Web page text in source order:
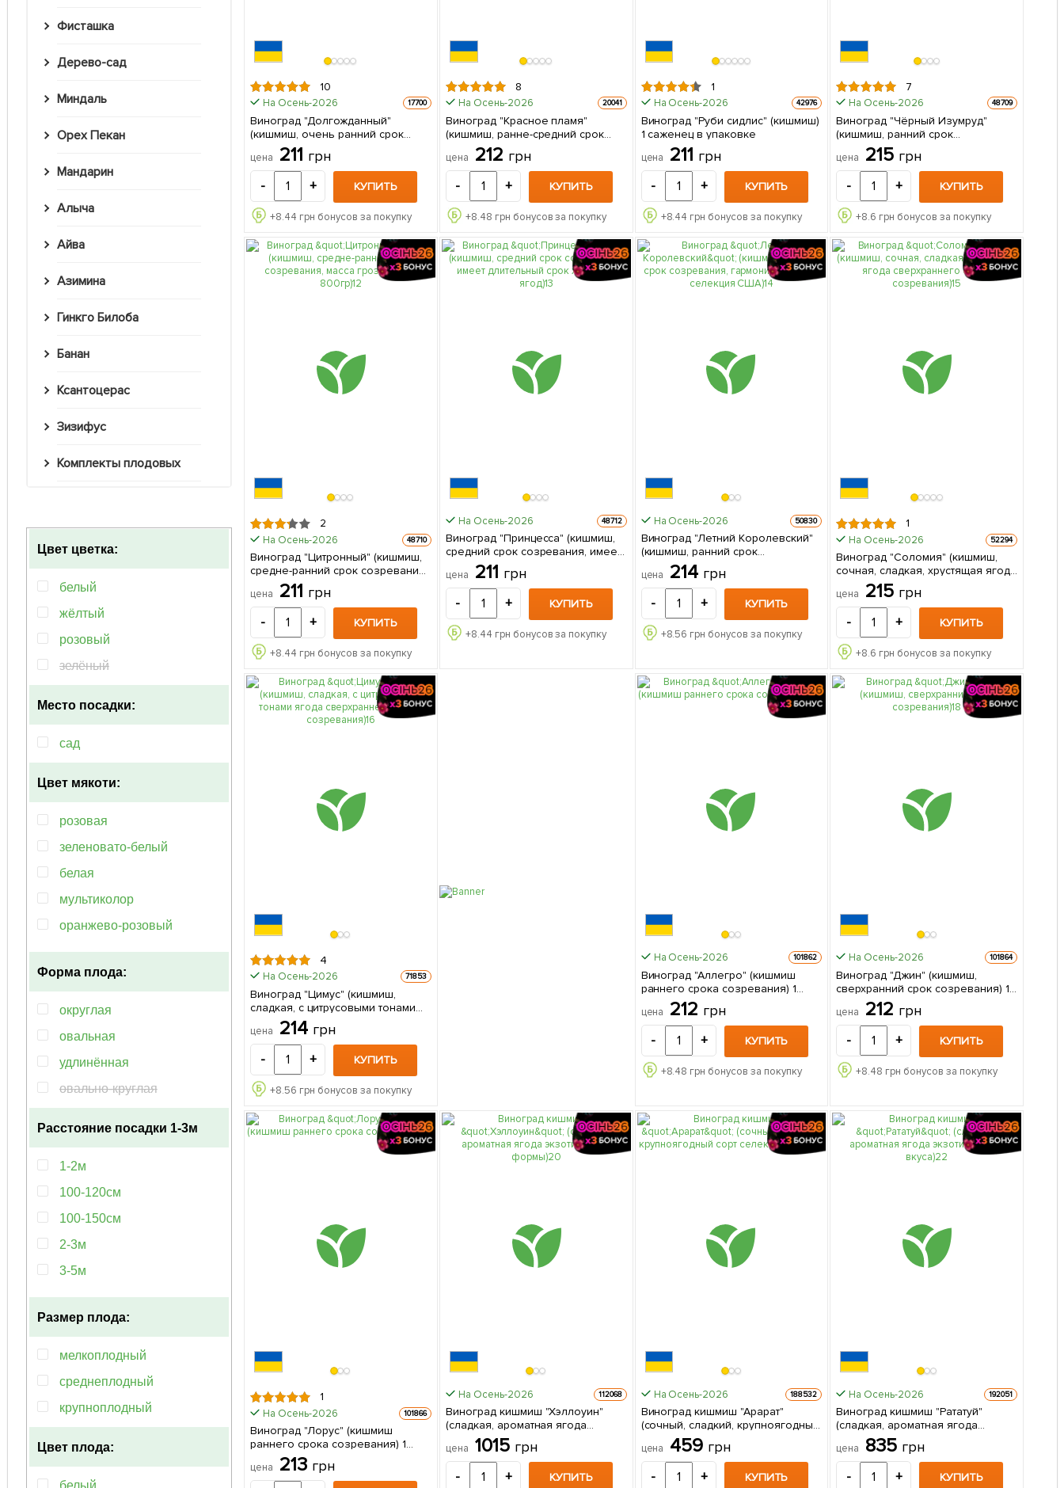
Фисташка
Дерево-сад
Миндаль
Орех Пекан
Мандарин
Алыча
Айва
Азимина
Гинкго Билоба
Банан
Ксантоцерас
Зизифус
Комплекты плодовых
Цвет цветка:
белый
жёлтый
розовый
зелёный
Место посадки:
сад
Цвет мякоти:
розовая
зеленовато-белый
белая
мультиколор
оранжево-розовый
желтая
зеленая
Форма плода:
округлая
овальная
удлинённая
овально-круглая
Расстояние посадки 1-3м
1-2м
100-120см
100-150см
2-3м
3-5м
1-3м
Размер плода:
мелкоплодный
среднеплодный
крупноплодный
Цвет плода:
10
На Осень-2026 17700
Виноград "Долгожданный"
(кишмиш, очень ранний срок
созревания, стабильно высокий
уровень урожайности) 1 саженец
в упаковке
цена 211 грн
- + КУПИТЬ
+8.44 грн бонусов за покупку
8
На Осень-2026 20041
Виноград "Красное пламя"
(кишмиш, ранне-средний срок
созревания, имеет длительный
срок хранения ягод) 1 саженец в
упаковке
цена 212 грн
- + КУПИТЬ
+8.48 грн бонусов за покупку
1
На Осень-2026 42976
Виноград "Руби сидлис" (кишмиш)
1 саженец в упаковке
цена 211 грн
- + КУПИТЬ
+8.44 грн бонусов за покупку
7
На Осень-2026 48709
Виноград "Чёрный Изумруд"
(кишмиш, ранний срок
созревания, морозостойкость до
-26⁰С) 1 саженец в упаковке
цена 215 грн
- + КУПИТЬ
+8.6 грн бонусов за покупку
2
На Осень-2026 48710
Виноград "Цитронный" (кишмиш,
средне-ранний срок созревания,
масса грозди 600-800гр) 1
саженец в упаковке
цена 211 грн
- + КУПИТЬ
+8.44 грн бонусов за покупку
На Осень-2026 48712
Виноград "Принцесса" (кишмиш,
средний срок созревания, имеет
длительный срок хранения ягод)
1 саженец в упаковке
цена 211 грн
- + КУПИТЬ
+8.44 грн бонусов за покупку
На Осень-2026 50830
Виноград "Летний Королевский"
(кишмиш, ранний срок
созревания, гармоничный вкус,
селекция США) 1 саженец в
упаковке
цена 214 грн
- + КУПИТЬ
+8.56 грн бонусов за покупку
1
На Осень-2026 52294
Виноград "Соломия" (кишмиш,
сочная, сладкая, хрустящая ягода
сверхраннего срока созревания)
1 саженец в упаковке
цена 215 грн
- + КУПИТЬ
+8.6 грн бонусов за покупку
4
На Осень-2026 71853
Виноград "Цимус" (кишмиш,
сладкая, с цитрусовыми тонами
ягода сверхраннего срока
созревания) 1 саженец в
упаковке
цена 214 грн
- + КУПИТЬ
+8.56 грн бонусов за покупку
На Осень-2026 101862
Виноград "Аллегро" (кишмиш
раннего срока созревания) 1
саженец в упаковке
цена 212 грн
- + КУПИТЬ
+8.48 грн бонусов за покупку
На Осень-2026 101864
Виноград "Джин" (кишмиш,
сверхранний срок созревания) 1
саженец в упаковке
цена 212 грн
- + КУПИТЬ
+8.48 грн бонусов за покупку
1
На Осень-2026 101866
Виноград "Лорус" (кишмиш
раннего срока созревания) 1
саженец в упаковке
цена 213 грн
На Осень-2026 112068
Виноград кишмиш "Хэллоуин"
(сладкая, ароматная ягода
экзотической формы) 1 саженец
в упаковке
цена 1015 грн
- + КУПИТЬ
На Осень-2026 188532
Виноград кишмиш "Арарат"
(сочный, сладкий, крупноягодный
сорт селекции США) 1 саженец в
упаковке
цена 459 грн
- + КУПИТЬ
На Осень-2026 192051
Виноград кишмиш "Рататуй"
(сладкая, ароматная ягода
экзотического вкуса) 1 саженец в
упаковке
цена 835 грн
- + КУПИТЬ